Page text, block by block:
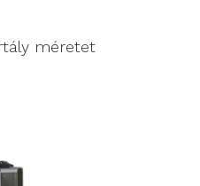
méretet